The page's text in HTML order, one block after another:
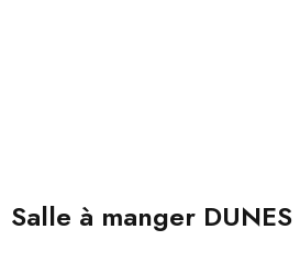
Salle à manger DUNES